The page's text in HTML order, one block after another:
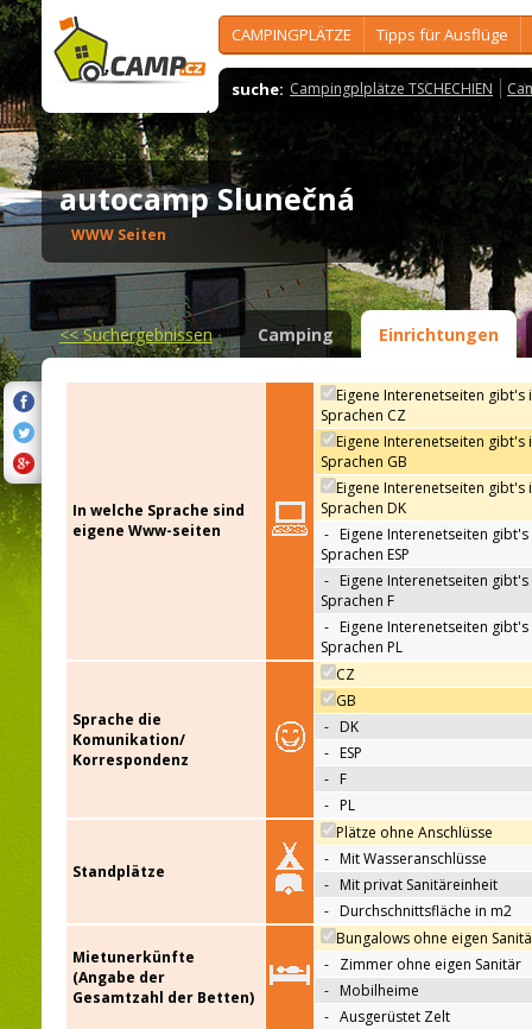
CAMPINGPLÄTZE Tipps für Ausflüge
suche: Campingplplätze TSCHECHIEN
autocamp Slunečná
WWW Seiten
<<Suchergebnissen Camping Einrichtungen
In welche Sprache sind
eigene Www-seiten
Eigene Interenetseiten gibt's
Sprachen CZ
Eigene Interenetseiten gibt's
Sprachen GB
Eigene Interenetseiten gibt's
Sprachen DK
- Eigene Interenetseiten gibt's
Sprachen ESP
- Eigene Interenetseiten gibt's
Sprachen F
- Eigene Interenetseiten gibt's
Sprachen PL
Sprache die
Komunikation/
Korrespondenz
CZ
GB
- DK
- ESP
- F
- PL
Standplätze
Plätze ohne Anschlüsse
- Mit Wasseranschlüsse
- Mit privat Sanitäreinheit
- Durchschnittsfläche in m2
Mietunerkünfte
(Angabe der
Gesamtzahl der Betten)
Bungalows ohne eigen
- Zimmer ohne eigen Sanitär
- Mobilheime
- Ausgerüstet Zelt